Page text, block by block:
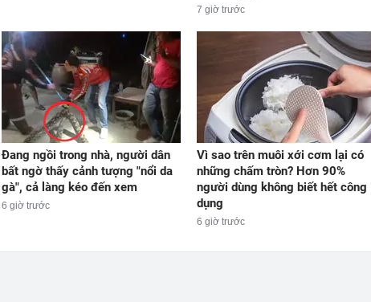
7 giờ trước
Đang ngồi trong nhà, người dân
bất ngờ thấy cảnh tượng "nổi da
gà", cả làng kéo đến xem
6 giờ trước
Vì sao trên muôi xới cơm lại có
những chấm tròn? Hơn 90%
người dùng không biết hết công
dụng
6 giờ trước